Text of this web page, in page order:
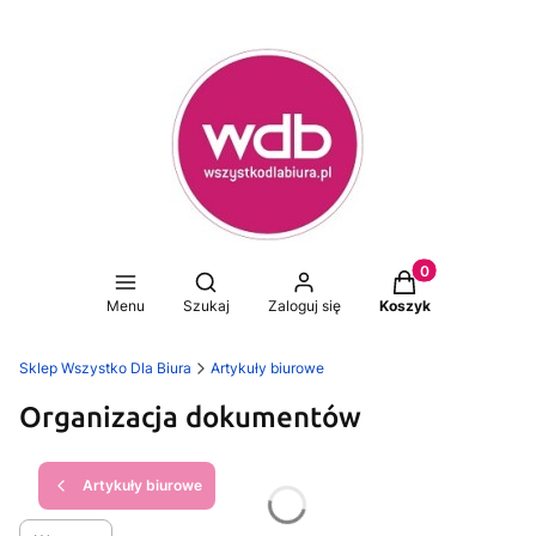
Menu
Otwórz wyszukiwarkę
Szukaj Zaloguj się
Produkty w
Koszyk
Sklep Wszystko Dla Biura Artykuły biurowe
Organizacja dokumentów
Artykuły biurowe